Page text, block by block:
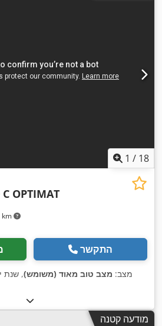
1 / 18
km
OPTIMAT
התקשר
מצב: מצב טוב מאוד (משומש), שנת
מודעה קטנה